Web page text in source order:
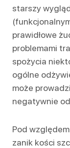
starszy
prawidłowe
problemami
spożycia
ogólne
może
negatywnie
Pod
zanik kości